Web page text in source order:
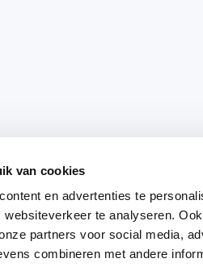
van cookies
en advertenties te
websiteverkeer te analyseren.
partners voor social media,
combineren met andere